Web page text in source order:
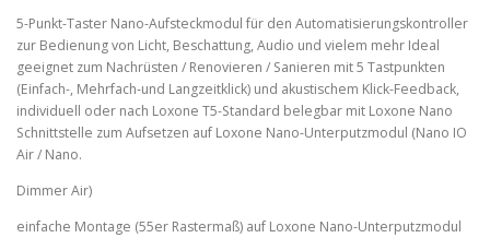
5-Punkt-Taster Nano-Aufsteckmodul für den Automatisierungskontroller
zur Bedienung von Licht, Beschattung, Audio und vielem mehr Ideal
geeignet zum Nachrüsten / Renovieren / Sanieren mit 5 Tastpunkten
(Einfach-, Mehrfach‑und Langzeitklick) und akustischem Klick-Feedback,
individuell oder nach Loxone T5-Standard belegbar mit Loxone Nano
Schnittstelle zum Aufsetzen auf Loxone Nano-Unterputzmodul (Nano IO
Air / Nano.
Dimmer Air)
einfache Montage (55er Rastermaß) auf Loxone Nano-Unterputzmodul